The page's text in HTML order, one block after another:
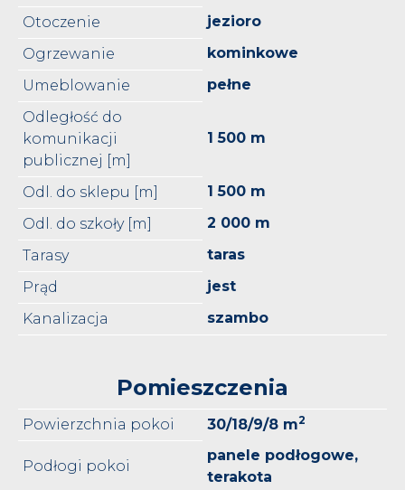
Otoczenie
jezioro
Ogrzewanie
kominkowe
Umeblowanie
pełne
Odległość do
komunikacji
publicznej [m]
1 500 m
Odl. do sklepu [m]
1 500 m
Odl. do szkoły [m]
2 000 m
Tarasy
taras
Prąd
jest
Kanalizacja
szambo
Pomieszczenia
Powierzchnia pokoi 30/18/9/8 m2
Podłogi pokoi
panele podłogowe,
terakota